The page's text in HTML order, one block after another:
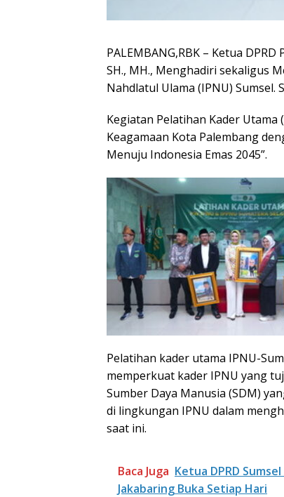
PALEMBANG,RBK – Ketua
SH., MH., Menghadiri sekaligus
Nahdlatul Ulama (IPNU) Sumsel.
Kegiatan Pelatihan Kader Utama
Keagamaan Kota Palembang
Menuju Indonesia Emas 2045”.
Pelatihan kader utama IPNU-
memperkuat kader IPNU yang
Sumber Daya Manusia (SDM)
di lingkungan IPNU dalam
saat ini.
Baca Juga Ketua DPRD
Jakabaring Buka Setiap Hari